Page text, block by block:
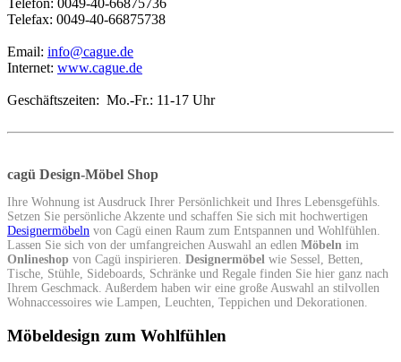
Telefax: 0049-40-66875738
Email: info@cague.de
Internet: www.cague.de
Geschäftszeiten: Mo.-Fr.: 11-17 Uhr
cagü Design-Möbel Shop
Ihre Wohnung ist Ausdruck Ihrer Persönlichkeit und Ihres Lebensgefühls.
Setzen Sie persönliche Akzente und schaffen Sie sich mit hochwertigen
Designermöbeln von Cagü einen Raum zum Entspannen und Wohlfühlen.
Lassen Sie sich von der umfangreichen Auswahl an edlen Möbeln im
Onlineshop von Cagü inspirieren. Designermöbel wie Sessel, Betten,
Tische, Stühle, Sideboards, Schränke und Regale finden Sie hier ganz nach
Ihrem Geschmack. Außerdem haben wir eine große Auswahl an stilvollen
Wohnaccessoires wie Lampen, Leuchten, Teppichen und Dekorationen.
Möbeldesign zum Wohlfühlen